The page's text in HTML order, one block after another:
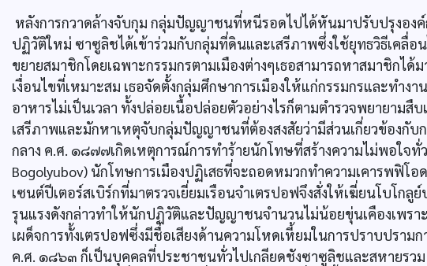
หลังการกวาดล้างจับกุม กลุ่มปัญญาชนที่หนีรอดไปได้หันมาปรับปรุงองค์
ปฏิวัติใหม่ ซาซูลิชได้เข้าร่วมกับกลุ่มที่ดินและเสรีภาพซึ่งใช้ยุทธวิธีเคลื่
ขยายสมาชิกโดยเฉพาะกรรมกรตามเมืองต่างๆเธอสามารถหาสมาชิกไ
เงื่อนไขที่เหมาะสม เธอจัดตั้งกลุ่มศึกษาการเมืองให้แก่กรรมกรและทำ
อาหารไม่เป็นเวลา ทั้งปล่อยเนื้อปล่อยตัวอย่างไรก็ตามตำรวจพยายามสื
เสรีภาพและมักหาเหตุจับกลุ่มปัญญาชนที่ต้องสงสัยว่ามีส่วนเกี่ยวข้องกับ
กลาง ค.ศ. ๑๘๗๗เกิดเหตุการณ์การทำร้ายนักโทษที่สร้างความไม่พอใจทั่
Bogolyubov) นักโทษการเมืองปฏิเสธที่จะถอดหมวกทำความเคารพฟิโอ
เซนต์ปีเตอร์สเบิร์กที่มาตรวจเยี่ยมเรือนจำเตรปอฟจึงสั่งให้เฆี่ยนโบโก
รุนแรงดังกล่าวทำให้นักปฏิวัติและปัญญาชนจำนวนไม่น้อยขุ่นเคืองเพรา
เผด็จการทั้งเตรปอฟซึ่งมีชื่อเสียงด้านความโหดเหี้ยมในการปราบปรา
ค.ศ. ๑๘๖๓ ก็เป็นบุคคลที่ประชาชนทั่วไปเกลียดชังซาซูลิชและสหายรว